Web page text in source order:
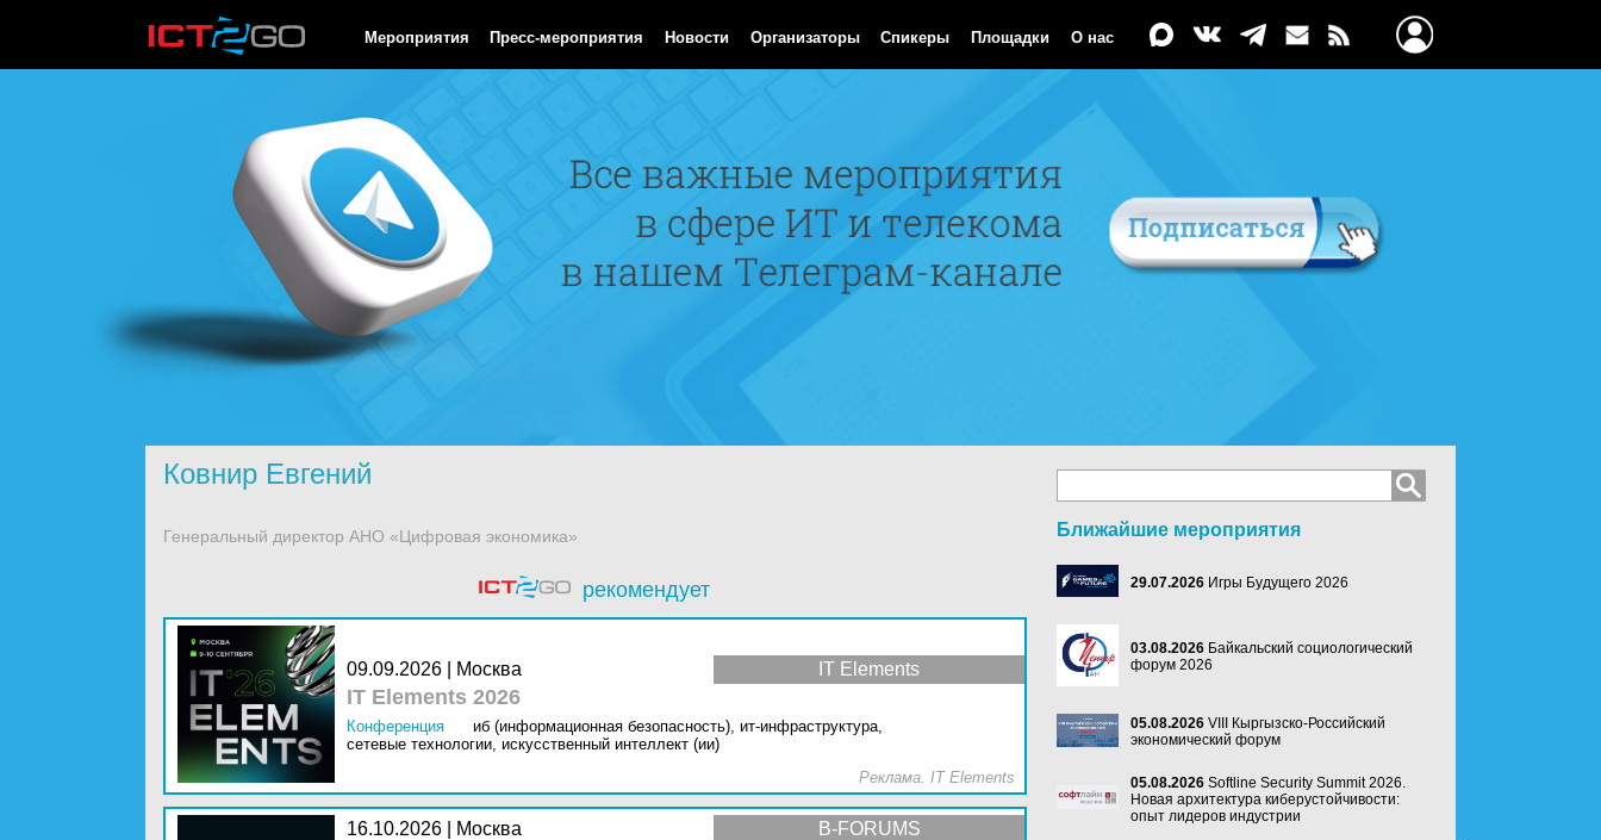
Мероприятия Пресс-мероприятия Новости Организаторы Спикеры Площадки О нас
Ковнир Евгений
Генеральный директор АНО «Цифровая экономика»
рекомендует
IT Elements
09.09.2026 | Москва
IT Elements 2026
Конференция иб (информационная безопасность), ит-инфраструктура,
сетевые технологии, искусственный интеллект (ии)
Реклама. IT Elements
B-FORUMS
16.10.2026 | Москва
Ближайшие мероприятия
29.07.2026 Игры Будущего 2026
03.08.2026 Байкальский социологический
форум 2026
05.08.2026 VIII Кыргызско-Российский
экономический форум
05.08.2026 Softline Security Summit 2026.
Новая архитектура киберустойчивости:
опыт лидеров индустрии